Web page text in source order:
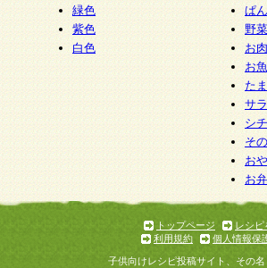
緑色
紫色
白色
ぱん
野
お
お
た
サ
シ
そ
お
お
トップページ
レシピ
利用規約
個人情報保
子供向けレシピ投稿サイト、その